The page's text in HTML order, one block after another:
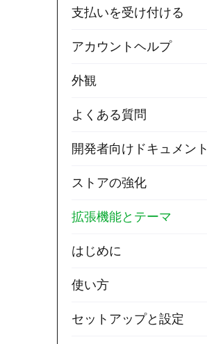
支払いを受け付ける
アカウントヘルプ
外観
よくある質問
開発者向けドキュメント
ストアの強化
拡張機能とテーマ
はじめに
使い方
セットアップと設定